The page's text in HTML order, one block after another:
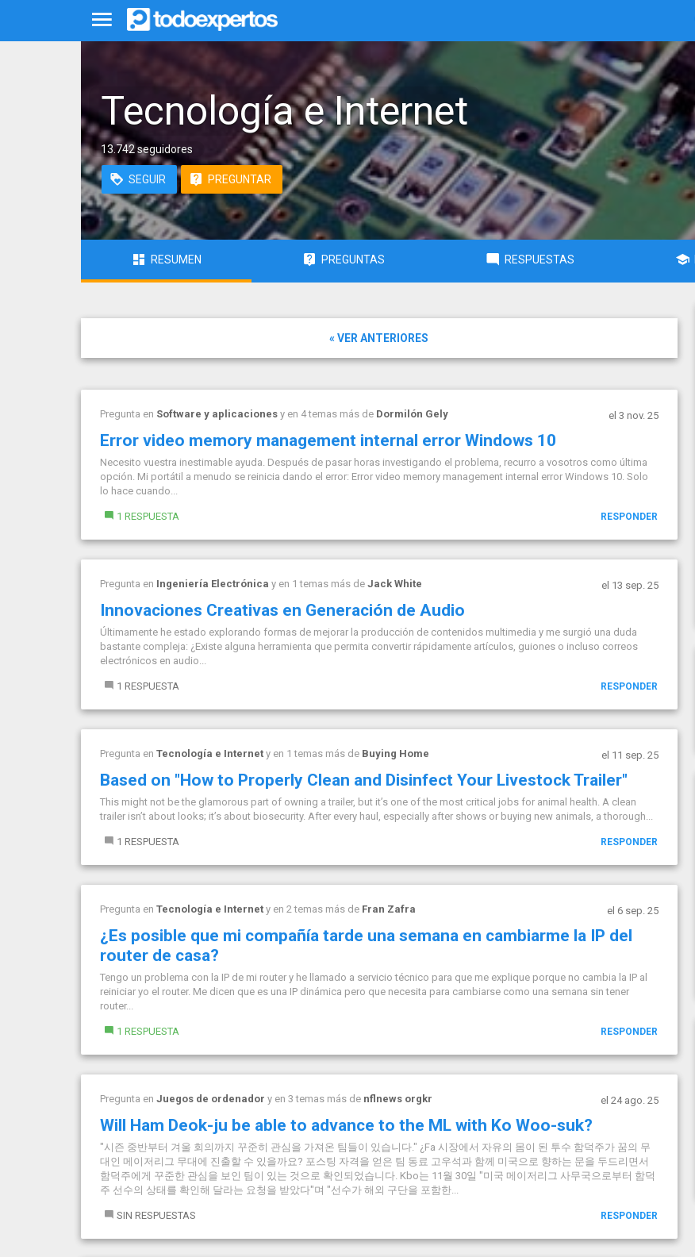
Tecnología e Internet
13.742 seguidores
SEGUIR PREGUNTAR
RESUMEN PREGUNTAS RESPUESTAS
« VER ANTERIORES
Pregunta en Software y aplicaciones y en 4 temas más de Dormilón Gely el 3 nov. 25
Error video memory management internal error Windows 10
Necesito vuestra inestimable ayuda. Después de pasar horas investigando el problema, recurro a vosotros como última
opción. Mi portátil a menudo se reinicia dando el error: Error video memory management internal error Windows 10. Solo
lo hace cuando...
1 RESPUESTA RESPONDER
Pregunta en Ingeniería Electrónica y en 1 temas más de Jack White el 13 sep. 25
Innovaciones Creativas en Generación de Audio
Últimamente he estado explorando formas de mejorar la producción de contenidos multimedia y me surgió una duda
bastante compleja: ¿Existe alguna herramienta que permita convertir rápidamente artículos, guiones o incluso correos
electrónicos en audio...
1 RESPUESTA RESPONDER
Pregunta en Tecnología e Internet y en 1 temas más de Buying Home el 11 sep. 25
Based on "How to Properly Clean and Disinfect Your Livestock Trailer"
This might not be the glamorous part of owning a trailer, but it’s one of the most critical jobs for animal health. A clean
trailer isn’t about looks; it’s about biosecurity. After every haul, especially after shows or buying new animals, a thorough...
1 RESPUESTA RESPONDER
Pregunta en Tecnología e Internet y en 2 temas más de Fran Zafra el 6 sep. 25
¿Es posible que mi compañía tarde una semana en cambiarme la IP del
router de casa?
Tengo un problema con la IP de mi router y he llamado a servicio técnico para que me explique porque no cambia la IP al
reiniciar yo el router. Me dicen que es una IP dinámica pero que necesita para cambiarse como una semana sin tener
router...
1 RESPUESTA RESPONDER
Pregunta en Juegos de ordenador y en 3 temas más de nflnews orgkr el 24 ago. 25
Will Ham Deok-ju be able to advance to the ML with Ko Woo-suk?
"시즌 중반부터 겨울 회의까지 꾸준히 관심을 가져온 팀들이 있습니다." ¿Fa 시장에서 자유의 몸이 된 투수 함덕주가 꿈의 무
대인 메이저리그 무대에 진출할 수 있을까요? 포스팅 자격을 얻은 팀 동료 고우석과 함께 미국으로 향하는 문을 두드리면서
함덕주에게 꾸준한 관심을 보인 팀이 있는 것으로 확인되었습니다. Kbo는 11월 30일 "미국 메이저리그 사무국으로부터 함덕
주 선수의 상태를 확인해 달라는 요청을 받았다"며 "선수가 해외 구단을 포함한...
SIN RESPUESTAS RESPONDER